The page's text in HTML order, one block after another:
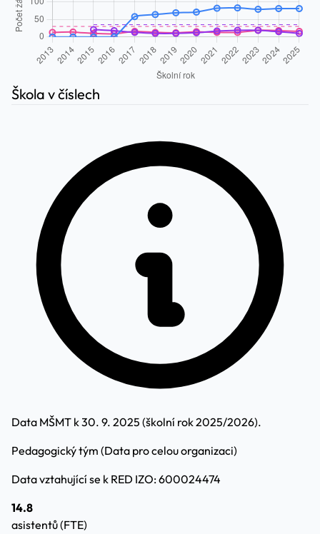
Škola v číslech
Data MŠMT k 30. 9. 2025 (školní rok 2025/2026).
Pedagogický tým (Data pro celou organizaci)
Data vztahující se k RED IZO: 600024474
14.8
asistentů (FTE)